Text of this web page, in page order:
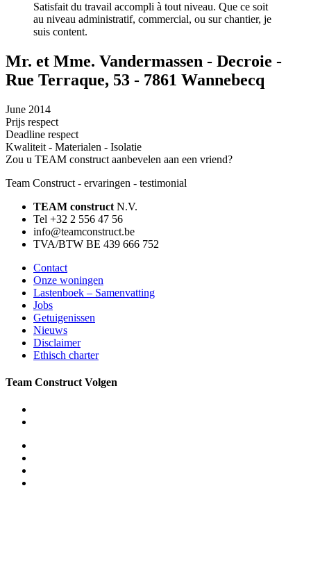
Satisfait du travail accompli à tout niveau. Que ce soit
au niveau administratif, commercial, ou sur chantier, je
suis content.
Mr. et Mme. Vandermassen - Decroie -
Rue Terraque, 53 - 7861 Wannebecq
June 2014
Prijs respect
Deadline respect
Kwaliteit - Materialen - Isolatie
Zou u TEAM construct aanbevelen aan een vriend?
Team Construct - ervaringen - testimonial
TEAM construct N.V.
Tel +32 2 556 47 56
info@teamconstruct.be
TVA/BTW BE 439 666 752
Contact
Onze woningen
Lastenboek – Samenvatting
Jobs
Getuigenissen
Nieuws
Disclaimer
Ethisch charter
Team Construct Volgen